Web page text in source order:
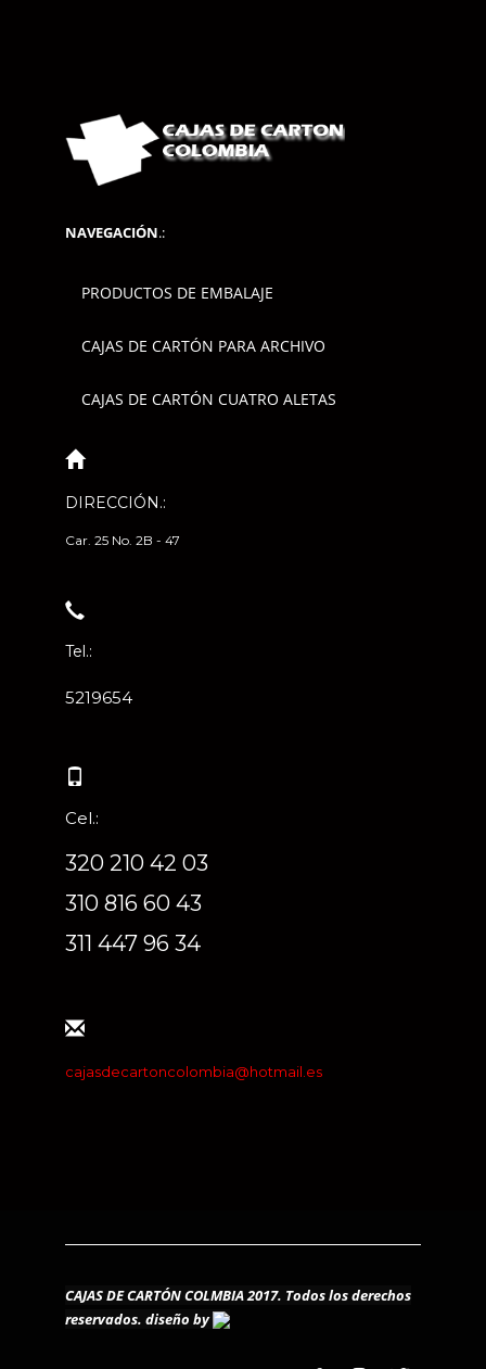
NAVEGACIÓN.:
PRODUCTOS DE EMBALAJE
CAJAS DE CARTÓN PARA ARCHIVO
CAJAS DE CARTÓN CUATRO ALETAS
DIRECCIÓN.:
Car. 25 No. 2B - 47
Tel.:
5219654
Cel.:
320 210 42 03
310 816 60 43
311 447 96 34
cajasdecartoncolombia@hotmail.es
CAJAS DE CARTÓN COLMBIA 2017. Todos los derechos
reservados. diseño by